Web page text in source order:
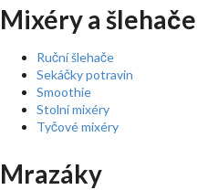
Mixéry a šlehače
Ruční šlehače
Sekáčky potravin
Smoothie
Stolní mixéry
Tyčové mixéry
Mrazáky